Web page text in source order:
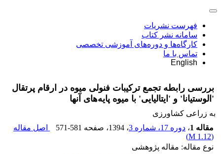
فهرست نشریات
سامانه نشر کتاب
کارگاه‌ها و دوره‌های آموزشی تخصصی
تماس با ما
English
بررسی رابطه تجمع ترکیبات فنولی میوه در ارقام پرتقال
'الوستیانا' و 'ایتالیایی' با میوه پایه‌های آنها
به زراعی کشاورزی
مقاله 1
، دوره 17، شماره 3 ، 1394 ، صفحه 571-581
اصل مقاله
(
1.12 M
)
نوع مقاله: مقاله پژوهشی